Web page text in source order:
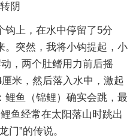
阴
钩上，在水中停留了5分
。突然，我将小钩提起，小
，两个肚鳍用力前后摇
米，然后落入水中，激起
鲤鱼（锦鲤）确实会跳，最
鱼经常在太阳落山时跳出
门”的传说。